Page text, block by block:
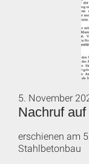
Nachruf
5. November
erschienen am
Stahlbetonbau